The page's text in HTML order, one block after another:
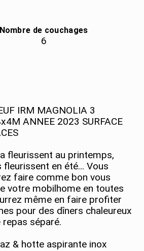
Nombre de couchages
6
IRM MAGNOLIA 3
ANNEE 2023 SURFACE
fleurissent au printemps,
en été... Vous
faire comme bon vous
votre mobilhome en toutes
même en faire profiter
pour des dîners chaleureux
séparé.
& hotte aspirante inox